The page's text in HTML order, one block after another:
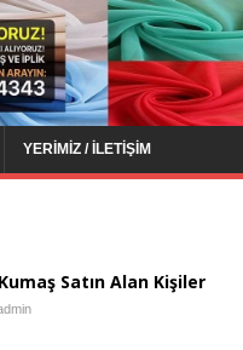
YERIMIZ / İLETIŞIM
Satın Alan Kişiler